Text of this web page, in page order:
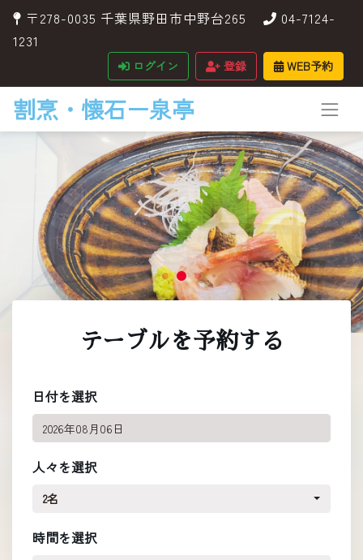
〒278-0035 千葉県野田市中野台265
04-7124-
1231
ログイン 登録 WEB予約
割烹・懐石ー泉亭
テーブルを予約する
日付を選択
人々を選択
2名
時間を選択